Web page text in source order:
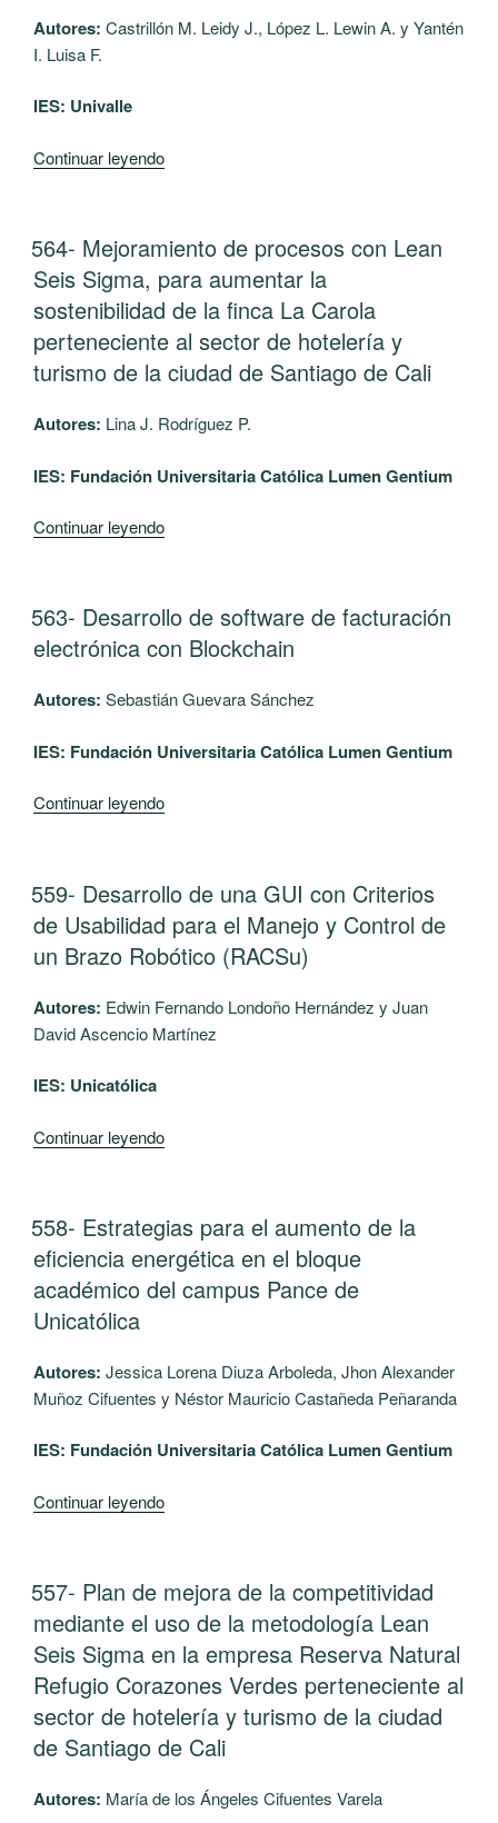
DE
CALDAS,
naturaleza
de
para
una
formación
integral
y
desarrollo
de
primera
Autores: Castrillón M. Leidy J., López L. Lewin A. y Yantén
I. Luisa F.
IES: Univalle
Continuar leyendo“581-
en
plataformas
mecatrónicas
modulares
para
aprendizaje
PUBLICADO
EL
564- Mejoramiento de procesos con Lean
Seis Sigma, para aumentar la
sostenibilidad de la finca La Carola
perteneciente al sector de hotelería y
turismo de la ciudad de Santiago de Cali
Autores: Lina J. Rodríguez P.
IES: Fundación Universitaria Católica Lumen Gentium
Continuar leyendo“564-
procesos
con
Lean
Sigma,
aumentar
sostenibilidad
finca
La
Carola
al
sector
turismo
ciudad
de
Santiago
de
PUBLICADO
EL
563- Desarrollo de software de facturación
electrónica con Blockchain
Autores: Sebastián Guevara Sánchez
IES: Fundación Universitaria Católica Lumen Gentium
Continuar leyendo“563-
software
de
facturación
electrónica
Blockchain”
PUBLICADO
EL
559- Desarrollo de una GUI con Criterios
de Usabilidad para el Manejo y Control de
un Brazo Robótico (RACSu)
Autores: Edwin Fernando Londoño Hernández y Juan
David Ascencio Martínez
IES: Unicatólica
Continuar leyendo“559-
una
GUI
con
Criterios
para
el
y
de
Robótico
(RACSu)”
PUBLICADO
EL
558- Estrategias para el aumento de la
eficiencia energética en el bloque
académico del campus Pance de
Unicatólica
Autores: Jessica Lorena Diuza Arboleda, Jhon Alexander
Muñoz Cifuentes y Néstor Mauricio Castañeda Peñaranda
IES: Fundación Universitaria Católica Lumen Gentium
Continuar leyendo“558-
aumento
de
la
eficiencia
energética
en
bloque
PUBLICADO
EL
557- Plan de mejora de la competitividad
mediante el uso de la metodología Lean
Seis Sigma en la empresa Reserva Natural
Refugio Corazones Verdes perteneciente al
sector de hotelería y turismo de la ciudad
de Santiago de Cali
Autores: María de los Ángeles Cifuentes Varela